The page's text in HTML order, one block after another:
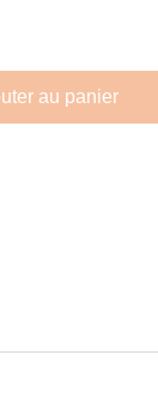
au panier